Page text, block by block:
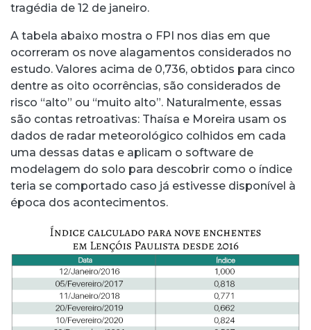
tragédia de 12 de janeiro.
A tabela abaixo mostra o FPI nos dias em que
ocorreram os nove alagamentos considerados no
estudo. Valores acima de 0,736, obtidos para cinco
dentre as oito ocorrências, são considerados de
risco “alto” ou “muito alto”. Naturalmente, essas
são contas retroativas: Thaísa e Moreira usam os
dados de radar meteorológico colhidos em cada
uma dessas datas e aplicam o software de
modelagem do solo para descobrir como o índice
teria se comportado caso já estivesse disponível à
época dos acontecimentos.